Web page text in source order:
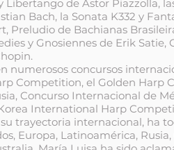
Libertango de Astor Piazzolla,
Bach, la Sonata K332 y
Preludio de Bachianas
y Gnosiennes de Erik Satie,
numerosos concursos
Competition, el Golden Harp
Concurso Internacional de
International Harp
trayectoria internacional, ha
Europa, Latinoamérica,